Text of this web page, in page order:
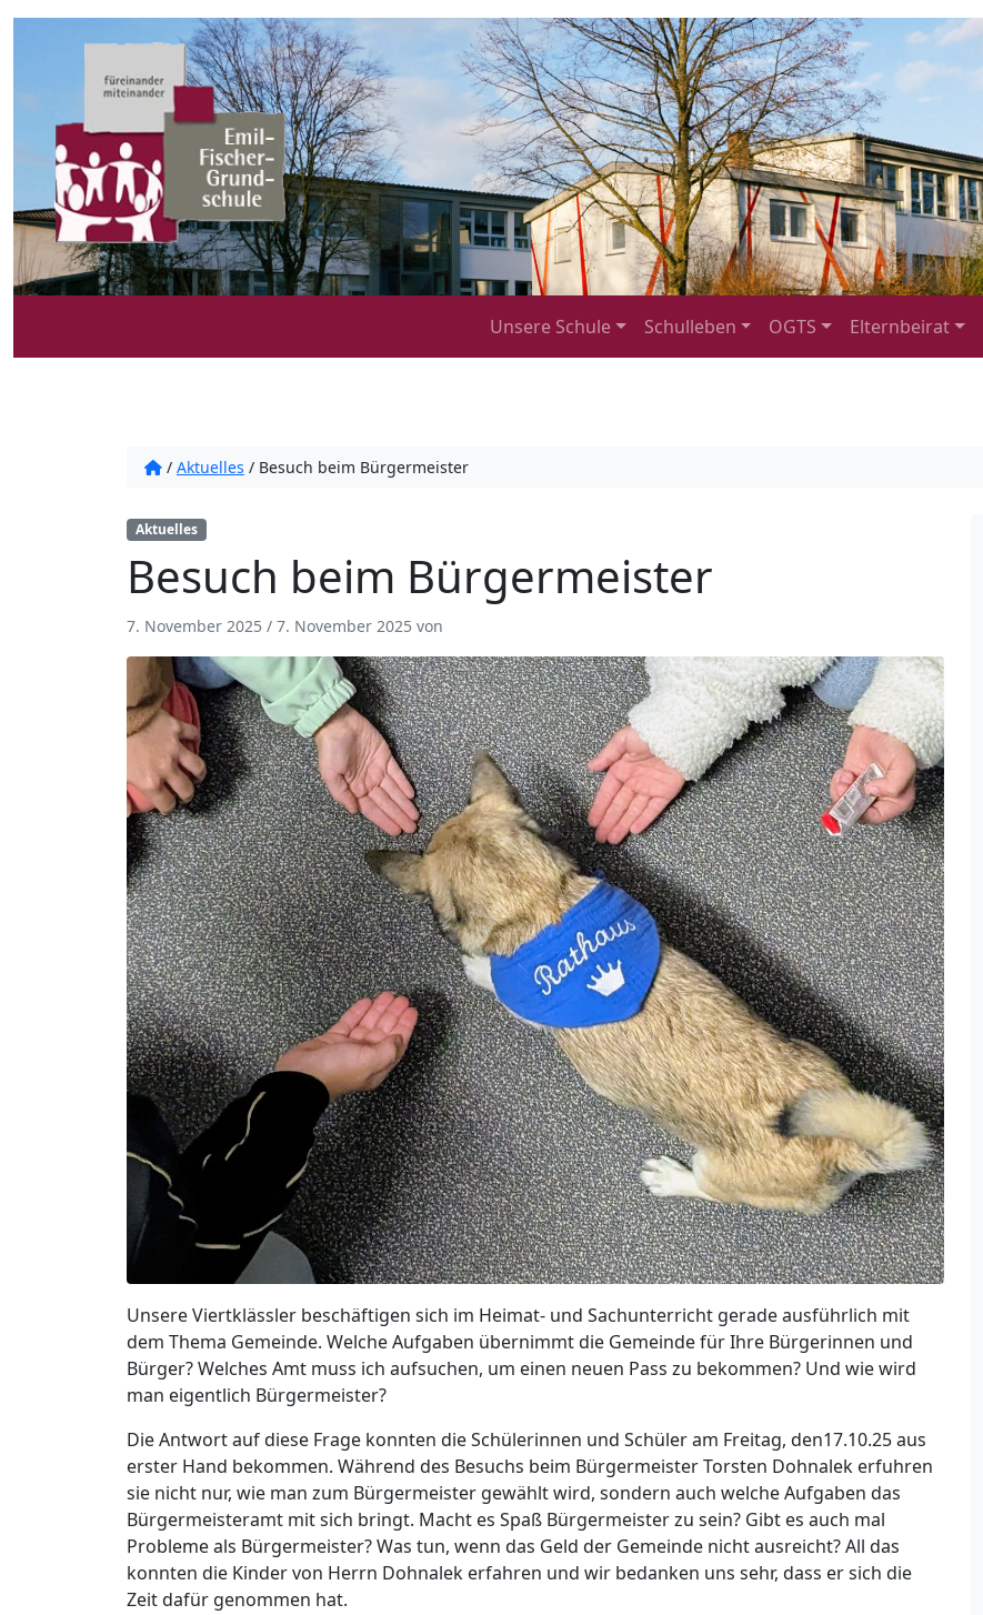
Unsere Schule Schulleben OGTS Elternbeirat
/ Aktuelles / Besuch beim Bürgermeister
Aktuelles
Besuch beim Bürgermeister
7. November 2025 / 7. November 2025 von
Unsere Viertklässler beschäftigen sich im Heimat- und Sachunterricht gerade ausführlich mit
dem Thema Gemeinde. Welche Aufgaben übernimmt die Gemeinde für Ihre Bürgerinnen und
Bürger? Welches Amt muss ich aufsuchen, um einen neuen Pass zu bekommen? Und wie wird
man eigentlich Bürgermeister?
Die Antwort auf diese Frage konnten die Schülerinnen und Schüler am Freitag, den17.10.25 aus
erster Hand bekommen. Während des Besuchs beim Bürgermeister Torsten Dohnalek erfuhren
sie nicht nur, wie man zum Bürgermeister gewählt wird, sondern auch welche Aufgaben das
Bürgermeisteramt mit sich bringt. Macht es Spaß Bürgermeister zu sein? Gibt es auch mal
Probleme als Bürgermeister? Was tun, wenn das Geld der Gemeinde nicht ausreicht? All das
konnten die Kinder von Herrn Dohnalek erfahren und wir bedanken uns sehr, dass er sich die
Zeit dafür genommen hat.